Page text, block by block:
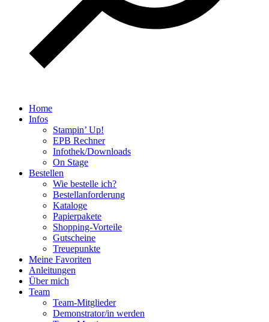
Home
Infos
Stampin’ Up!
EPB Rechner
Infothek/Downloads
On Stage
Bestellen
Wie bestelle ich?
Bestellanforderung
Kataloge
Papierpakete
Shopping-Vorteile
Gutscheine
Treuepunkte
Meine Favoriten
Anleitungen
Über mich
Team
Team-Mitglieder
Demonstrator/in werden